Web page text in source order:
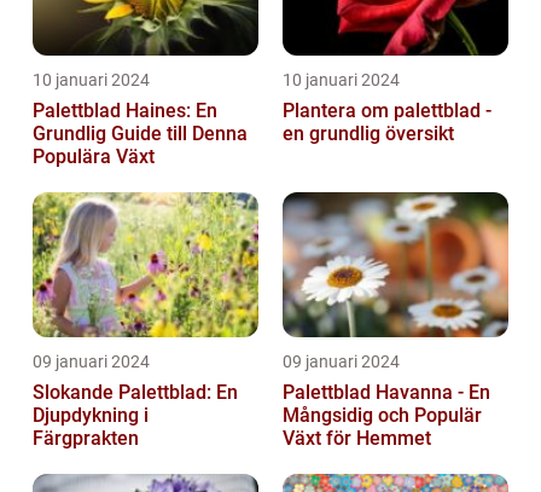
10 januari 2024
Palettblad Haines: En
Grundlig Guide till Denna
Populära Växt
10 januari 2024
Plantera om palettblad -
en grundlig översikt
09 januari 2024
Slokande Palettblad: En
Djupdykning i
Färgprakten
09 januari 2024
Palettblad Havanna - En
Mångsidig och Populär
Växt för Hemmet